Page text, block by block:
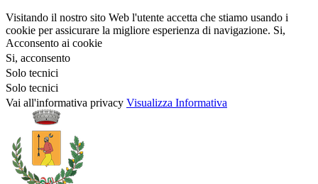
Visitando il nostro sito Web l'utente accetta che stiamo usando i
cookie per assicurare la migliore esperienza di navigazione. Si,
Acconsento ai cookie
Si, acconsento
Solo tecnici
Solo tecnici
Vai all'informativa privacy Visualizza Informativa